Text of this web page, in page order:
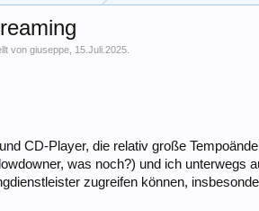
vongiuseppe 15.Juli.2025
CD-Player, die relativ große
was noch?) und ich
zugreifen können,